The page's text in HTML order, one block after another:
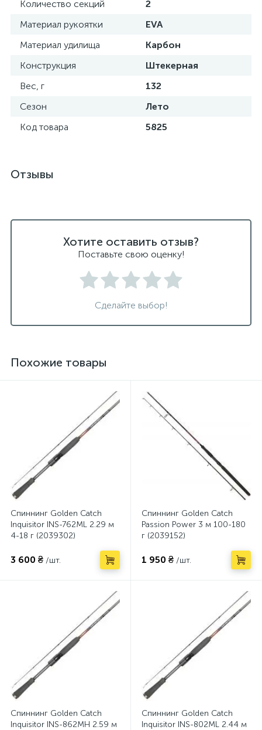
Количество секций
2
Материал рукоятки
EVA
Материал удилища
Карбон
Конструкция
Штекерная
Вес, г
132
Сезон
Лето
Код товара
5825
Отзывы
Хотите оставить отзыв?
Поставьте свою оценку!
Сделайте выбор!
Похожие товары
Спиннинг Golden Catch
Inquisitor INS-762ML 2.29 м
4-18 г (2039302)
3 600 ₴ /шт.
Спиннинг Golden Catch
Passion Power 3 м 100-180
г (2039152)
1 950 ₴ /шт.
Спиннинг Golden Catch
Inquisitor INS-862MH 2.59 м
Спиннинг Golden Catch
Inquisitor INS-802ML 2.44 м